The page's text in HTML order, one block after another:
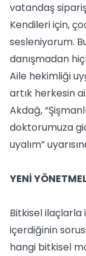
vatandaş
Kendileri için,
sesleniyorum.
danışmadan
Aile hekimliği
artık herkesin
Akdağ,
doktorumuza
uyalım”
YENİ
Bitkisel
içerdiğinin
hangi bitkisel